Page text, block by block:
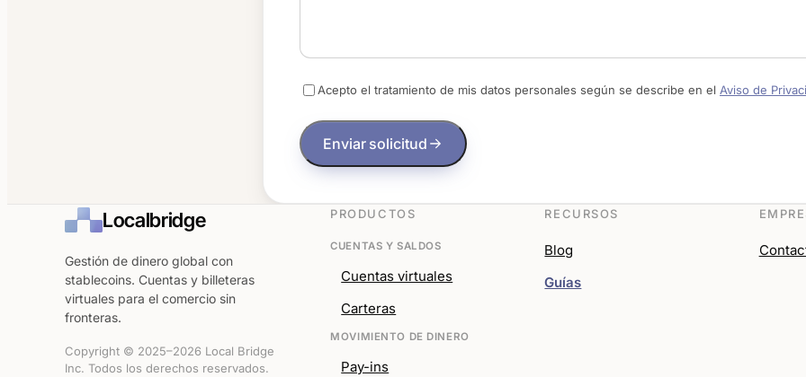
Acepto el tratamiento de mis datos personales según se describe en el Aviso de
Enviar solicitud
Localbridge
Gestión de dinero global con
stablecoins. Cuentas y billeteras
virtuales para el comercio sin
fronteras.
Copyright © 2025–2026 Local Bridge
Inc. Todos los derechos reservados.
PRODUCTOS
CUENTAS Y SALDOS
Cuentas virtuales
Carteras
MOVIMIENTO DE DINERO
Pay-ins
RECURSOS
Blog
Guías